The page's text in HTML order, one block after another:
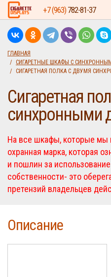
+7 (963)782-81-37
ГЛАВНАЯ
СИГАРЕТНЫЕ ШКАФЫ С
СИГАРЕТНАЯ ПОЛКА С ДВУМЯ
Сигаретная
синхронными
На все шкафы, которые мы
охранная марка, которая
и пошлин за
собственности- это
претензий владельцев
Описание